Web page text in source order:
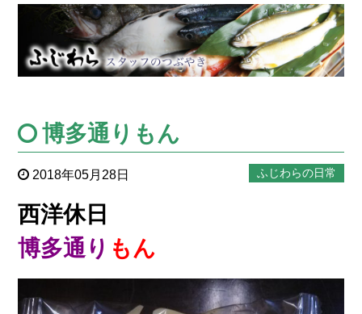
博多通りもん
2018年05月28日 ふじわらの日常
西洋休日
博多通り もん